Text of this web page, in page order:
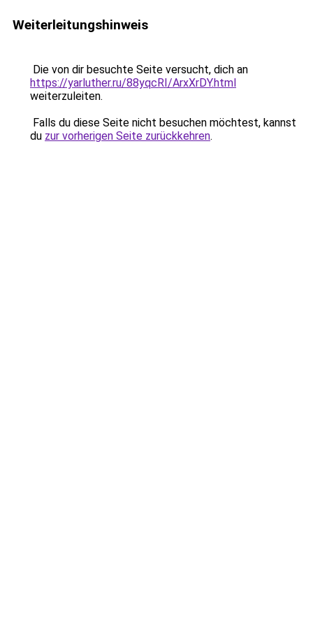
Weiterleitungshinweis
Die von dir besuchte Seite versucht, dich an
https://yarluther.ru/88yqcRI/ArxXrDY.html
weiterzuleiten.
Falls du diese Seite nicht besuchen möchtest, kannst
du zur vorherigen Seite zurückkehren.